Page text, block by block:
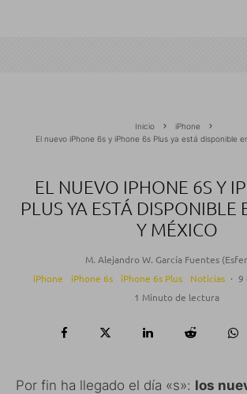
Inicio
iPhone
El nuevo iPhone 6s y iPhone 6s Plus ya está disponible
EL NUEVO IPHONE 6S Y
PLUS YA ESTÁ DISPONIBLE
Y MÉXICO
M. Alejandro W. García Fuentes
iPhone
iPhone 6s iPhone 6s Plus Noticias · 9
1 Minuto de lectura
Por fin ha llegado el día «s»: los